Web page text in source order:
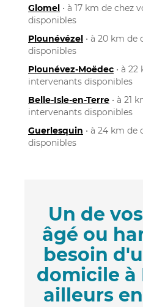
Glomel • à 17 km de chez
disponibles
Plounévézel • à 20 km de
disponibles
Plounévez-Moëdec • à
intervenants disponibles
Belle-Isle-en-Terre • à 21
intervenants disponibles
Guerlesquin • à 24 km de
disponibles
Un de
âgé ou
besoin
domicile à
ailleurs